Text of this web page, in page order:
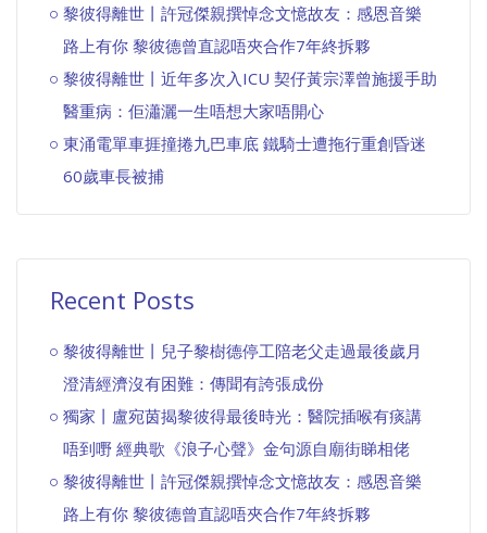
黎彼得離世丨許冠傑親撰悼念文憶故友：感恩音樂
路上有你 黎彼德曾直認唔夾合作7年終拆夥
黎彼得離世丨近年多次入ICU 契仔黃宗澤曾施援手助
醫重病：佢瀟灑一生唔想大家唔開心
東涌電單車捱撞捲九巴車底 鐵騎士遭拖行重創昏迷
60歲車長被捕
Recent Posts
黎彼得離世丨兒子黎樹德停工陪老父走過最後歲月
澄清經濟沒有困難：傳聞有誇張成份
獨家丨盧宛茵揭黎彼得最後時光：醫院插喉有痰講
唔到嘢 經典歌《浪子心聲》金句源自廟街睇相佬
黎彼得離世丨許冠傑親撰悼念文憶故友：感恩音樂
路上有你 黎彼德曾直認唔夾合作7年終拆夥